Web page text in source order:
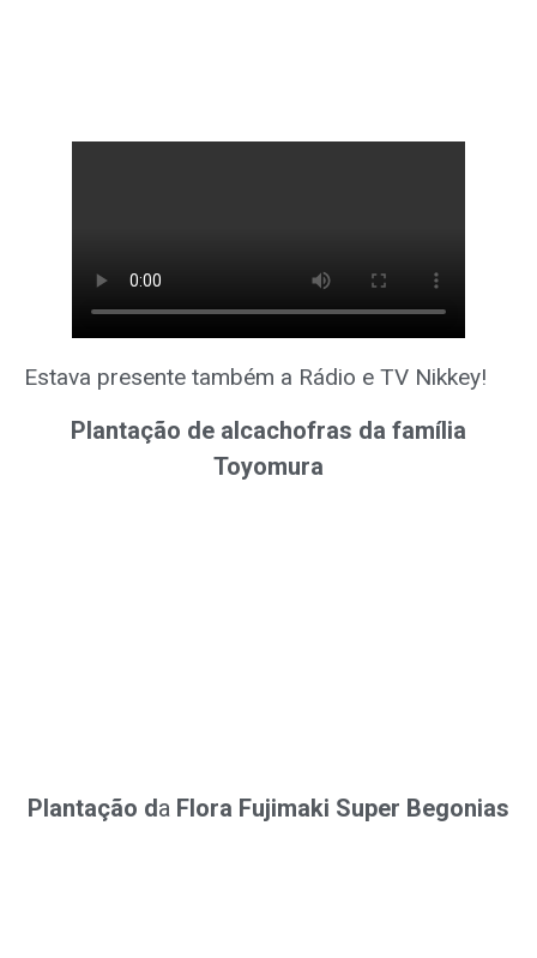
Estava presente também a Rádio e TV Nikkey!
Plantação de alcachofras da família
Toyomura
Plantação da Flora Fujimaki Super Begonias